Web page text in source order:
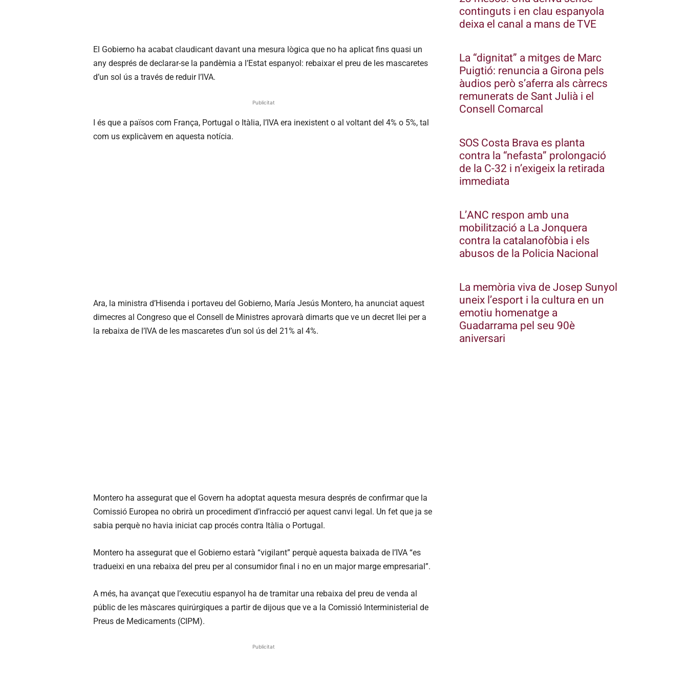
El Gobierno ha acabat claudicant davant una mesura lògica que no ha aplicat fins quasi un
any després de declarar-se la pandèmia a l’Estat espanyol: rebaixar el preu de les mascaretes
d’un sol ús a través de reduir l’IVA.
Publicitat
I és que a països com França, Portugal o Itàlia, l’IVA era inexistent o al voltant del 4% o 5%, tal
com us explicàvem en aquesta notícia.
Ara, la ministra d’Hisenda i portaveu del Gobierno, María Jesús Montero, ha anunciat aquest
dimecres al Congreso que el Consell de Ministres aprovarà dimarts que ve un decret llei per a
la rebaixa de l’IVA de les mascaretes d’un sol ús del 21% al 4%.
Montero ha assegurat que el Govern ha adoptat aquesta mesura després de confirmar que la
Comissió Europea no obrirà un procediment d’infracció per aquest canvi legal. Un fet que ja se
sabia perquè no havia iniciat cap procés contra Itàlia o Portugal.
Montero ha assegurat que el Gobierno estarà “vigilant” perquè aquesta baixada de l’IVA “es
tradueixi en una rebaixa del preu per al consumidor final i no en un major marge empresarial”.
A més, ha avançat que l’executiu espanyol ha de tramitar una rebaixa del preu de venda al
públic de les màscares quirúrgiques a partir de dijous que ve a la Comissió Interministerial de
Preus de Medicaments (CIPM).
Publicitat
continguts i en clau espanyola
deixa el canal a mans de TVE
La “dignitat” a mitges de Marc
Puigtió: renuncia a Girona pels
àudios però s’aferra als càrrecs
remunerats de Sant Julià i el
Consell Comarcal
SOS Costa Brava es planta
contra la “nefasta” prolongació
de la C-32 i n’exigeix la retirada
immediata
L’ANC respon amb una
mobilització a La Jonquera
contra la catalanofòbia i els
abusos de la Policia Nacional
La memòria viva de Josep Sunyol
uneix l’esport i la cultura en un
emotiu homenatge a
Guadarrama pel seu 90è
aniversari